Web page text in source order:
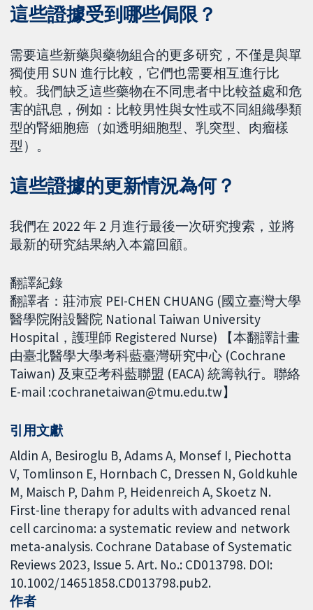
這些證據受到哪些侷限？
需要這些新藥與藥物組合的更多研究，不僅是與單
獨使用 SUN 進行比較，它們也需要相互進行比
較。我們缺乏這些藥物在不同患者中比較益處和危
害的訊息，例如：比較男性與女性或不同組織學類
型的腎細胞癌（如透明細胞型、乳突型、肉瘤樣
型）。
這些證據的更新情況為何？
我們在 2022 年 2 月進行最後一次研究搜索，並將
最新的研究結果納入本篇回顧。
翻譯紀錄
翻譯者：莊沛宸 PEI-CHEN CHUANG (國立臺灣大學
醫學院附設醫院 National Taiwan University
Hospital，護理師 Registered Nurse) 【本翻譯計畫
由臺北醫學大學考科藍臺灣研究中心 (Cochrane
Taiwan) 及東亞考科藍聯盟 (EACA) 統籌執行。聯絡
E-mail :cochranetaiwan@tmu.edu.tw】
引用文獻
Aldin A, Besiroglu B, Adams A, Monsef I, Piechotta
V, Tomlinson E, Hornbach C, Dressen N, Goldkuhle
M, Maisch P, Dahm P, Heidenreich A, Skoetz N.
First-line therapy for adults with advanced renal
cell carcinoma: a systematic review and network
meta-analysis. Cochrane Database of Systematic
Reviews 2023, Issue 5. Art. No.: CD013798. DOI:
10.1002/14651858.CD013798.pub2.
作者